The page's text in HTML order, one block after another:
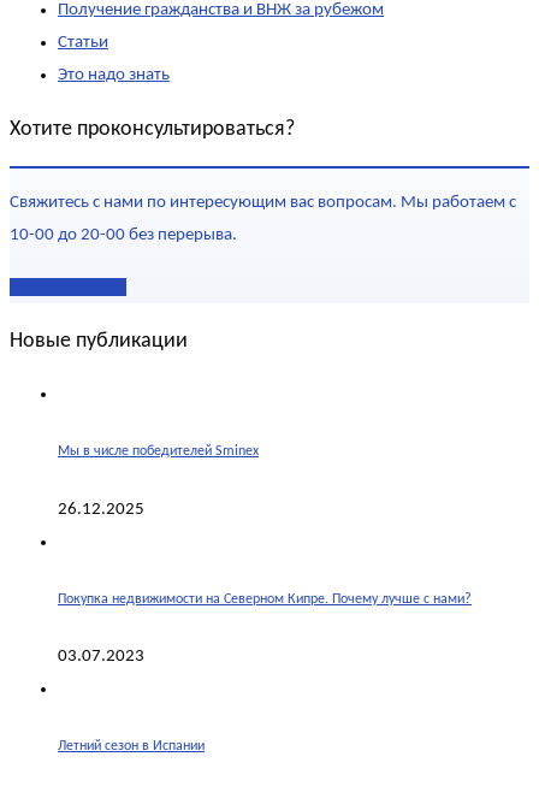
Получение гражданства и ВНЖ за рубежом
Статьи
Это надо знать
Хотите проконсультироваться?
Свяжитесь с нами по интересующим вас вопросам. Мы работаем с
10-00 до 20-00 без перерыва.
Новые публикации
Мы в числе победителей Sminex
26.12.2025
Покупка недвижимости на Северном Кипре. Почему лучше с нами?
03.07.2023
Летний сезон в Испании